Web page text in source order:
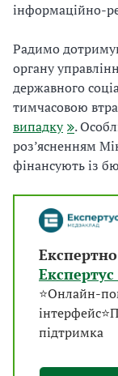
інформаційно-
Радимо
органу
державного
тимчасовою
випадку
.
роз’ясненням
фінансують із
⭐Онлайн-
підтримка